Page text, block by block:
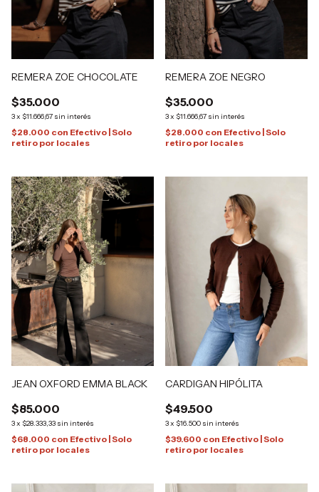
REMERA ZOE CHOCOLATE
$35.000
3x $11.666,67 sin interés
$28.000 con Efectivo | Solo
retiro por locales
REMERA ZOE NEGRO
$35.000
3x $11.666,67 sin interés
$28.000 con Efectivo | Solo
retiro por locales
JEAN OXFORD EMMA BLACK
$85.000
3x $28.333,33 sin interés
$68.000 con Efectivo | Solo
retiro por locales
CARDIGAN HIPÓLITA
$49.500
3x $16.500 sin interés
$39.600 con Efectivo | Solo
retiro por locales